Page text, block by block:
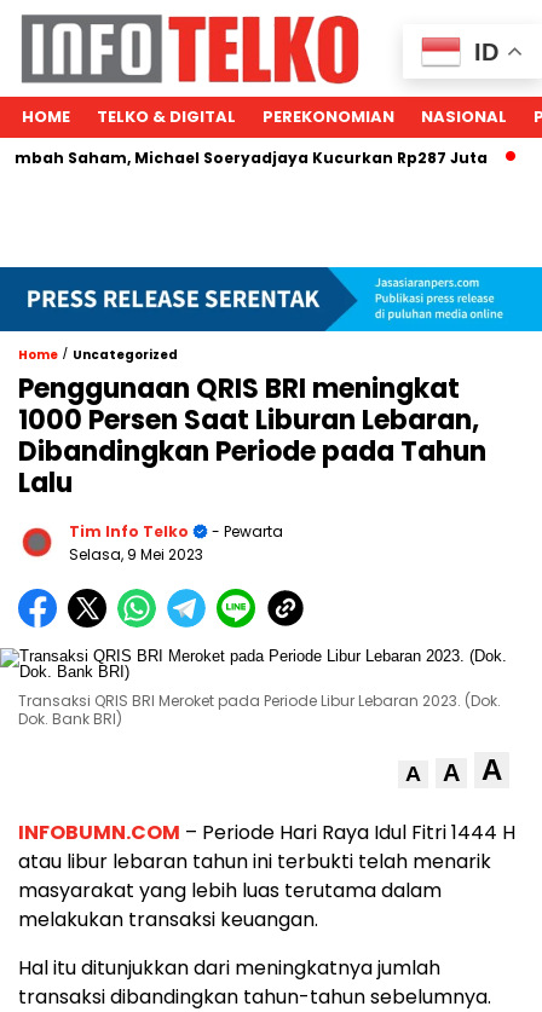
HOME TELKO & DIGITAL PEREKONOMIAN NASIONAL
Michael Soeryadjaya Kucurkan Rp287 Juta Harga
Home / Uncategorized
Penggunaan QRIS BRI meningkat
1000 Persen Saat Liburan Lebaran,
Dibandingkan Periode pada Tahun
Lalu
Tim Info Telko
- Pewarta
Selasa, 9 Mei 2023
Transaksi QRIS BRI Meroket pada Periode Libur Lebaran 2023. (Dok.
Dok. Bank BRI)
A A A
INFOBUMN.COM – Periode Hari Raya Idul Fitri 1444 H
atau libur lebaran tahun ini terbukti telah menarik
masyarakat yang lebih luas terutama dalam
melakukan transaksi keuangan.
Hal itu ditunjukkan dari meningkatnya jumlah
transaksi dibandingkan tahun-tahun sebelumnya.
ID